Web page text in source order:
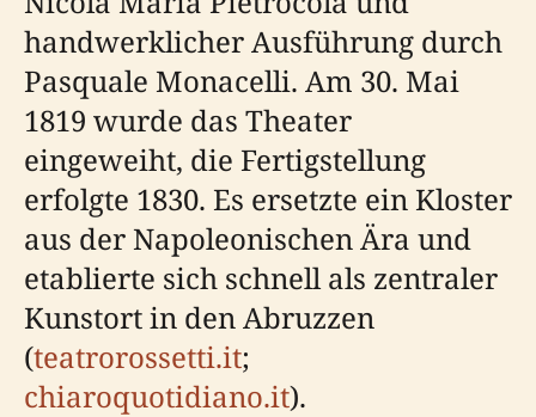
handwerklicher Ausführung durch
Pasquale Monacelli. Am 30. Mai
1819 wurde das Theater
eingeweiht, die Fertigstellung
erfolgte 1830. Es ersetzte ein Kloster
aus der Napoleonischen Ära und
etablierte sich schnell als zentraler
Kunstort in den Abruzzen
(teatrorossetti.it;
chiaroquotidiano.it).